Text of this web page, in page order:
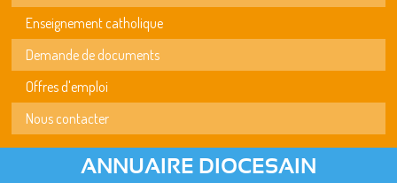
Enseignement catholique
Demande de documents
Offres d'emploi
Nous contacter
ANNUAIRE DIOCESAIN